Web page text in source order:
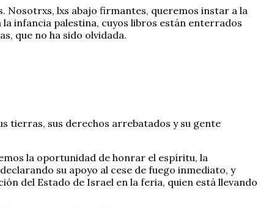
Nosotrxs, lxs abajo firmantes, queremos instar a la
infancia palestina, cuyos libros están enterrados
que no ha sido olvidada.
tierras, sus derechos arrebatados y su gente
la oportunidad de honrar el espíritu, la
su apoyo al cese de fuego inmediato, y
del Estado de Israel en la feria, quien está llevando